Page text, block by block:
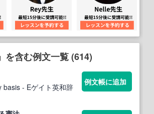
を含む例文一覧 (614)
basis- Eゲイト英和辞
例文帳に追加